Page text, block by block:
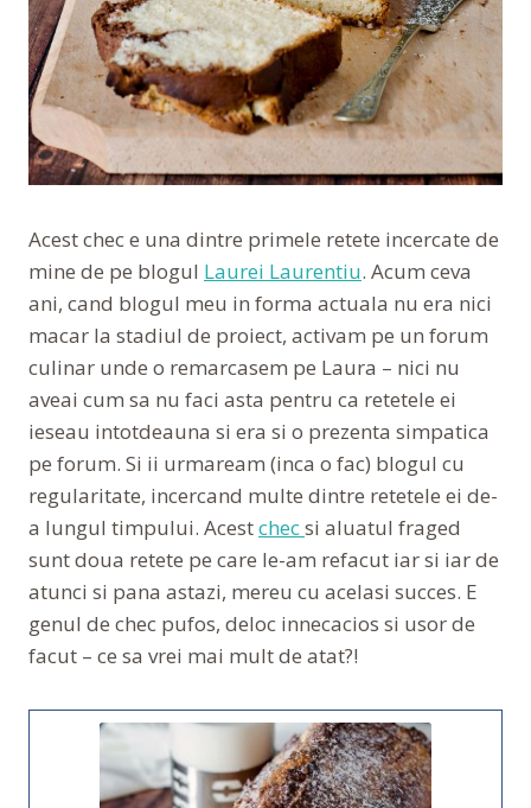
Acest chec e una dintre primele retete incercate de
mine de pe blogul Laurei Laurentiu. Acum ceva
ani, cand blogul meu in forma actuala nu era nici
macar la stadiul de proiect, activam pe un forum
culinar unde o remarcasem pe Laura – nici nu
aveai cum sa nu faci asta pentru ca retetele ei
ieseau intotdeauna si era si o prezenta simpatica
pe forum. Si ii urmaream (inca o fac) blogul cu
regularitate, incercand multe dintre retetele ei de-
a lungul timpului. Acestchecsi aluatul fraged
sunt doua retete pe care le-am refacut iar si iar de
atunci si pana astazi, mereu cu acelasi succes. E
genul de chec pufos, deloc innecacios si usor de
facut – ce sa vrei mai mult de atat?!